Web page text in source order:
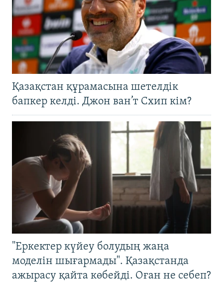
Қазақстан құрамасына шетелдік
бапкер келді. Джон ван’т Схип кім?
"Еркектер күйеу болудың жаңа
моделін шығармады". Қазақстанда
ажырасу қайта көбейді. Оған не себеп?